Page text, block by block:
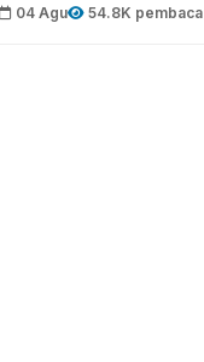
04 Agu 54.8K pembaca